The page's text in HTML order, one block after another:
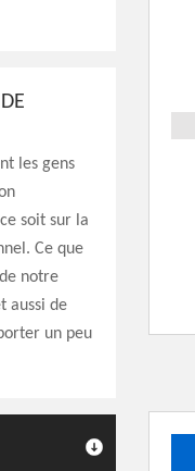
les gens
soit sur la
Ce que
notre
aussi de
un peu